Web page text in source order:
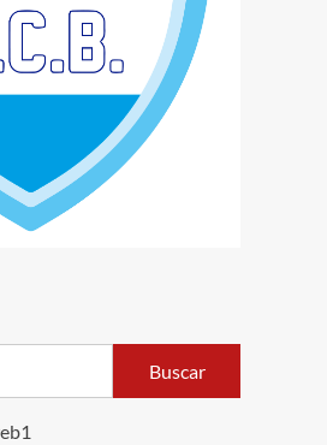
Buscar